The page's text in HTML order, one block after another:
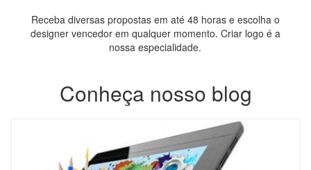
Receba diversas propostas em até 48 horas e escolha o
designer vencedor em qualquer momento. Criar logo é a
nossa especialidade.
Conheça nosso blog